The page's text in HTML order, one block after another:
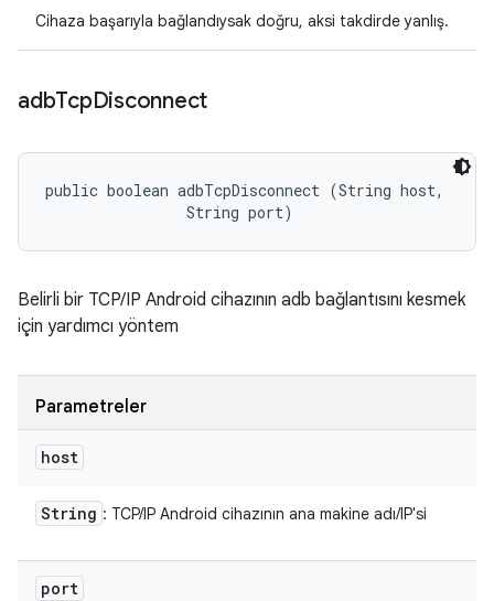
Cihaza başarıyla bağlandıysak doğru, aksi takdirde yanlış.
adbTcpDisconnect
public boolean adbTcpDisconnect (String host,
                String port)
Belirli bir TCP/IP Android cihazının adb bağlantısını kesmek
için yardımcı yöntem
Parametreler
host
String : TCP/IP Android cihazının ana makine adı/IP'si
port